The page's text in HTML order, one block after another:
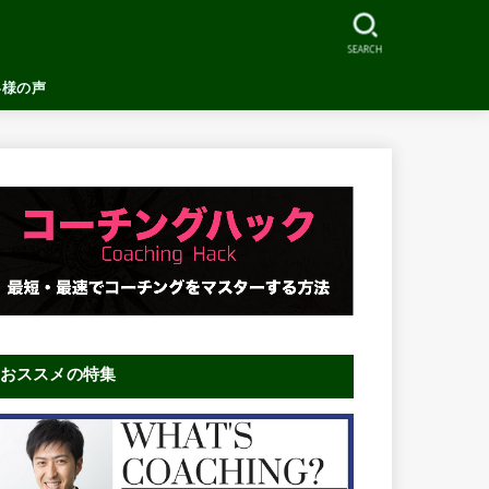
の声
SEARCH
おススメの特集